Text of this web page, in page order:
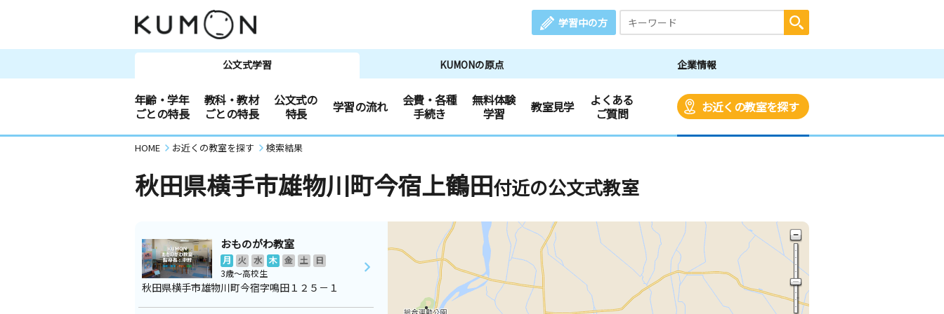
学習中の方
公文式学習 KUMONの原点 企業情報
年齢・学年
ごとの特長
教科・教材
ごとの特長
公文式の
特長
学習の流れ
会費・各種
手続き
無料体験
学習
教室見学
よくある
ご質問
お近くの教室を探す
HOME お近くの教室を探す 検索結果
秋田県横手市雄物川町今宿上鶴田付近の公文式教室
おものがわ教室
月 火 水 木 金 土
日
3歳～高校生
秋田県横手市雄物川町今宿字鳴田１２５－１